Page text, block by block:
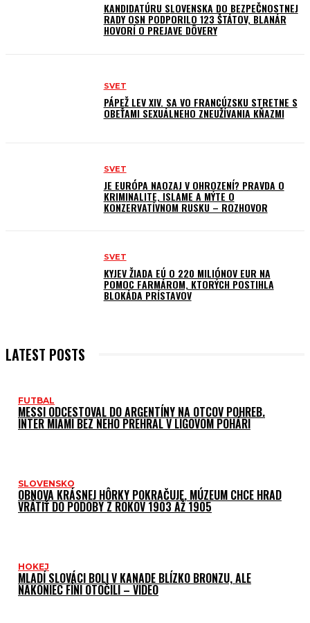
KANDIDATÚRU SLOVENSKA DO BEZPEČNOSTNEJ
RADY OSN PODPORILO 123 ŠTÁTOV, BLANÁR
HOVORÍ O PREJAVE DÔVERY
SVET
PÁPEŽ LEV XIV. SA VO FRANCÚZSKU STRETNE S
OBEŤAMI SEXUÁLNEHO ZNEUŽÍVANIA KŇAZMI
SVET
JE EURÓPA NAOZAJ V OHROZENÍ? PRAVDA O
KRIMINALITE, ISLAME A MÝTE O
KONZERVATÍVNOM RUSKU – ROZHOVOR
SVET
KYJEV ŽIADA EÚ O 220 MILIÓNOV EUR NA
POMOC FARMÁROM, KTORÝCH POSTIHLA
BLOKÁDA PRÍSTAVOV
LATEST POSTS
FUTBAL
MESSI ODCESTOVAL DO ARGENTÍNY NA OTCOV POHREB.
INTER MIAMI BEZ NEHO PREHRAL V LIGOVOM POHÁRI
SLOVENSKO
OBNOVA KRÁSNEJ HÔRKY POKRAČUJE, MÚZEUM CHCE HRAD
VRÁTIŤ DO PODOBY Z ROKOV 1903 AŽ 1905
HOKEJ
MLADÍ SLOVÁCI BOLI V KANADE BLÍZKO BRONZU, ALE
NAKONIEC FÍNI OTOČILI – VIDEO